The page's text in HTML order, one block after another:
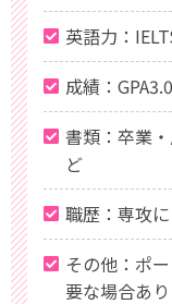
英語力：
成績：
書類：卒業
ど
職歴：専攻に
その他：ポ
要な場合あり